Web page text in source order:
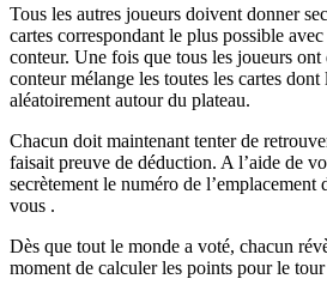
Tous les autres joueurs doivent donner
cartes correspondant le plus possible
conteur. Une fois que tous les joueurs ont
conteur mélange les toutes les cartes
aléatoirement autour du plateau.
Chacun doit maintenant tenter de
faisait preuve de déduction. A l’aide de
secrètement le numéro de l’emplacement
vous .
Dès que tout le monde a voté, chacun
moment de calculer les points pour le